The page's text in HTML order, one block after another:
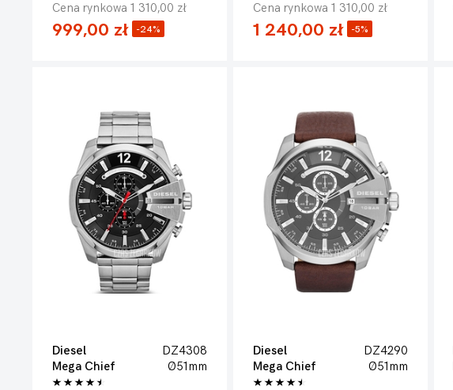
Cena rynkowa 1 310,00 zł
999,00 zł -24%
Cena rynkowa 1 310,00 zł
1 240,00 zł -5%
Diesel
DZ4308
Mega Chief
Ø51mm
Diesel
DZ4290
Mega Chief
Ø51mm